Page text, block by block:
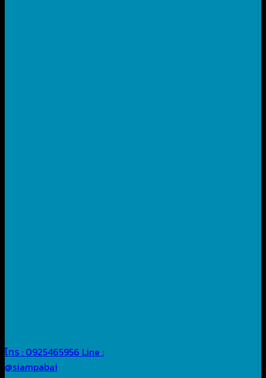
โทร : 0925465956 Line :
@siampabai